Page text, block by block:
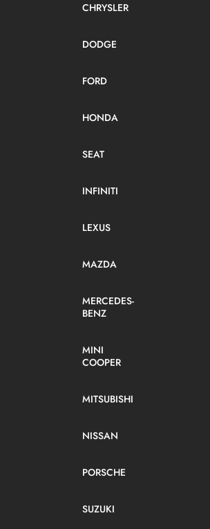
CHRYSLER
DODGE
FORD
HONDA
SEAT
INFINITI
LEXUS
MAZDA
MERCEDES-
BENZ
MINI
COOPER
MITSUBISHI
NISSAN
PORSCHE
SUZUKI